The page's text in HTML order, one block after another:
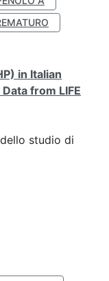
in Italian
from LIFE
studio di